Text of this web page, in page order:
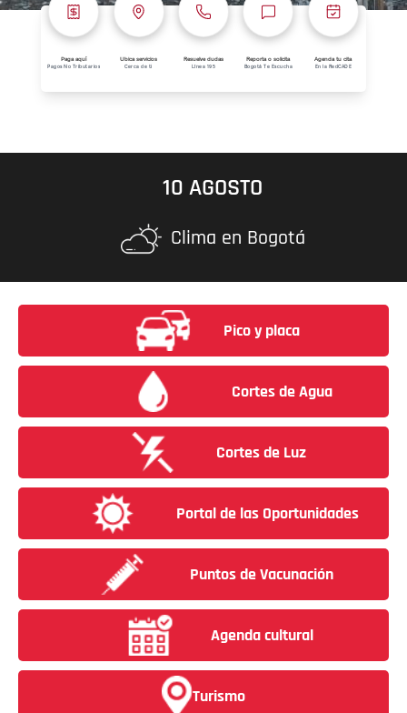
Paga aquí
Pagos No Tributarios
Ubica servicios
Cerca de ti
Resuelve dudas
Línea 195
Reporta o solicita
Bogotá Te Escucha
Agenda tu cita
En la RedCADE
10 AGOSTO
Clima en Bogotá
Pico y placa
Cortes de Agua
Cortes de Luz
Portal de las Oportunidades
Puntos de Vacunación
Agenda cultural
Turismo